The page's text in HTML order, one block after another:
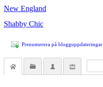
New England
Shabby Chic
Prenumerera på blogguppdateringar